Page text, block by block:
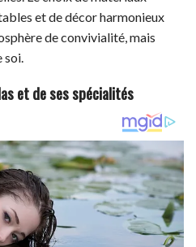
et de décor harmonieux
de convivialité, mais
et de ses spécialités